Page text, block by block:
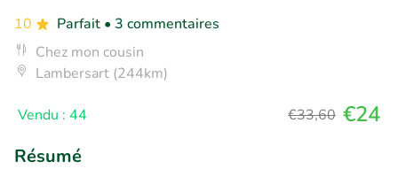
10 Parfait • 3 commentaires
Chez mon cousin
Lambersart (244km)
Vendu : 44 €33,60 €24
Résumé